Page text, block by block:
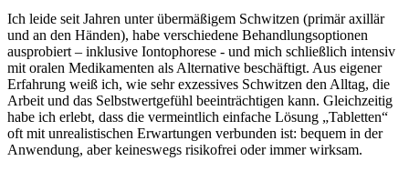
Ich leide seit Jahren unter übermäßigem Schwitzen (primär axillär
⁤und an den Händen), ⁣habe verschiedene Behandlungsoptionen‌
ausprobiert – inklusive Iontophorese -⁢ und mich schließlich intensiv
mit ‍oralen⁤ Medikamenten ⁤als ‍Alternative beschäftigt. ‌Aus⁢ eigener
Erfahrung weiß ich, wie sehr​ exzessives Schwitzen den Alltag, die
Arbeit‍ und‌ das ⁣Selbstwertgefühl beeinträchtigen kann. Gleichzeitig
habe ich ⁣erlebt, dass die vermeintlich einfache Lösung‍ „Tabletten“
oft ⁤mit unrealistischen Erwartungen verbunden⁣ ist: bequem in der
‍Anwendung, aber keineswegs risikofrei oder immer wirksam.